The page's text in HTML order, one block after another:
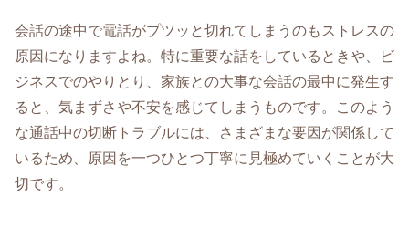
会話の途中で電話がプツッと切れてしまうのもストレスの
原因になりますよね。特に重要な話をしているときや、ビ
ジネスでのやりとり、家族との大事な会話の最中に発生す
ると、気まずさや不安を感じてしまうものです。このよう
な通話中の切断トラブルには、さまざまな要因が関係して
いるため、原因を一つひとつ丁寧に見極めていくことが大
切です。